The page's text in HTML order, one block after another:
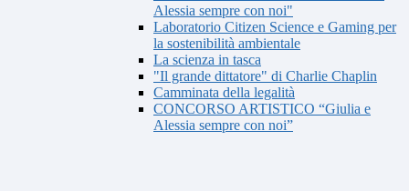
Alessia sempre con noi"
Laboratorio Citizen Science e Gaming per
la sostenibilità ambientale
La scienza in tasca
"Il grande dittatore" di Charlie Chaplin
Camminata della legalità
CONCORSO ARTISTICO “Giulia e
Alessia sempre con noi”